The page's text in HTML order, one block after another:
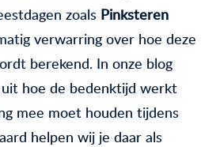
zoals Pinksteren
verwarring over hoe deze
berekend. In onze blog
hoe de bedenktijd werkt
mee moet houden tijdens
helpen wij je daar als